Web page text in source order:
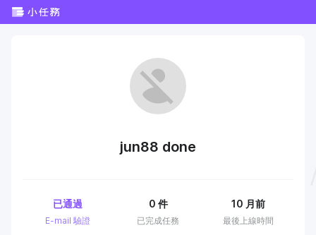
jun88 done
E-mail 驗證
已通過
已完成任務
0 件
最後上線時間
10 月前